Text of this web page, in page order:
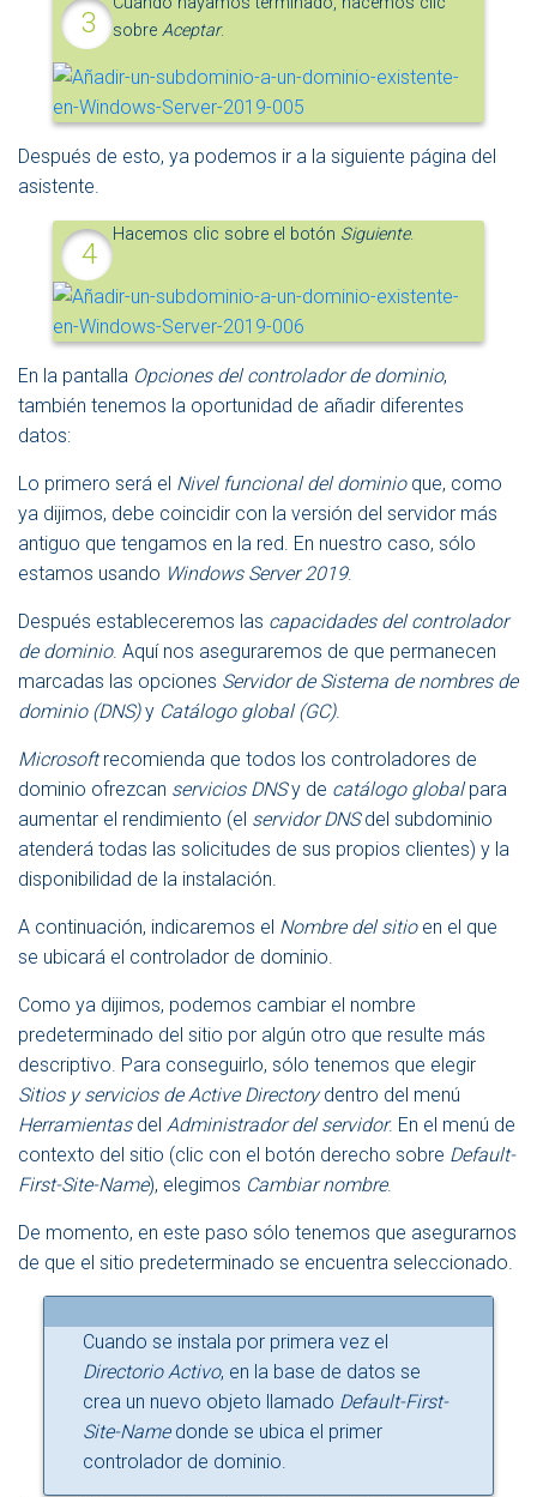
sobreAceptar.
Después de esto, ya podemos ir a la siguiente página del
asistente.
Hacemos clic sobre el botón Siguiente.
En la pantalla Opciones del controlador de dominio,
también tenemos la oportunidad de añadir diferentes
datos:
Lo primero será el Nivel funcional del dominioque, como
ya dijimos, debe coincidir con la versión del servidor más
antiguo que tengamos en la red. En nuestro caso, sólo
estamos usando Windows Server 2019.
Después estableceremos las capacidades del controlador
de dominio. Aquí nos aseguraremos de que permanecen
marcadas las opciones Servidor de Sistema de nombres de
dominio (DNS)y Catálogo global (GC).
Microsoftrecomienda que todos los controladores de
dominio ofrezcan servicios DNSy de catálogo globalpara
aumentar el rendimiento (el servidor DNSdel subdominio
atenderá todas las solicitudes de sus propios clientes) y la
disponibilidad de la instalación.
A continuación, indicaremos el Nombre del sitioen el que
se ubicará el controlador de dominio.
Como ya dijimos, podemos cambiar el nombre
predeterminado del sitio por algún otro que resulte más
descriptivo. Para conseguirlo, sólo tenemos que elegir
Sitios y servicios de Active Directorydentro del menú
Herramientasdel Administrador del servidor. En el menú de
contexto del sitio (clic con el botón derecho sobre Default-
First-Site-Name), elegimos Cambiar nombre.
De momento, en este paso sólo tenemos que asegurarnos
de que el sitio predeterminado se encuentra seleccionado.
Cuando se instala por primera vez el
Directorio Activo, en la base de datos se
crea un nuevo objeto llamado Default-First-
Site-Namedonde se ubica el primer
controlador de dominio.